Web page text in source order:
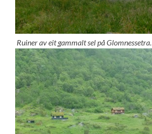
Ruiner av eit gammalt sel på Glomnessetra.